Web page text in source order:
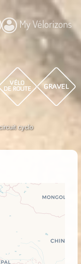
My Vélorizons
cyclo